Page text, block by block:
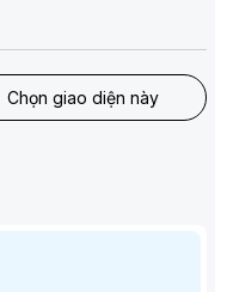
Chọn giao diện này